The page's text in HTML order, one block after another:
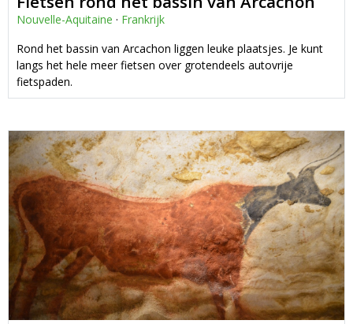
Nouvelle-Aquitaine · Frankrijk
Rond het bassin van Arcachon liggen leuke plaatsjes. Je kunt
langs het hele meer fietsen over grotendeels autovrije
fietspaden.